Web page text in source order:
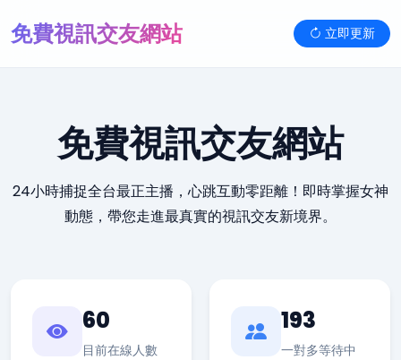
免費視訊交友網站 立即更新
免費視訊交友網站
24小時捕捉全台最正主播，心跳互動零距離！即時掌握女神
動態，帶您走進最真實的視訊交友新境界。
60
目前在線人數
193
一對多等待中